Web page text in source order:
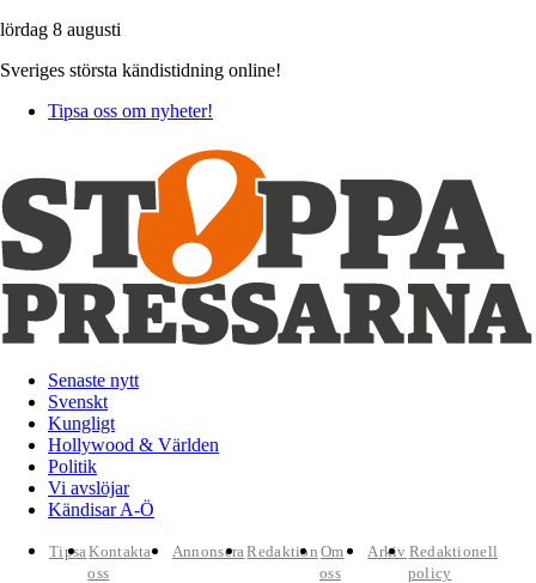
lördag 8 augusti
Sveriges största kändistidning online!
Tipsa oss om nyheter!
Senaste nytt
Svenskt
Kungligt
Hollywood & Världen
Politik
Vi avslöjar
Kändisar A-Ö
TipsaKontakta
oss
AnnonseraRedaktion Om
oss
Arkiv Redaktionell
policy